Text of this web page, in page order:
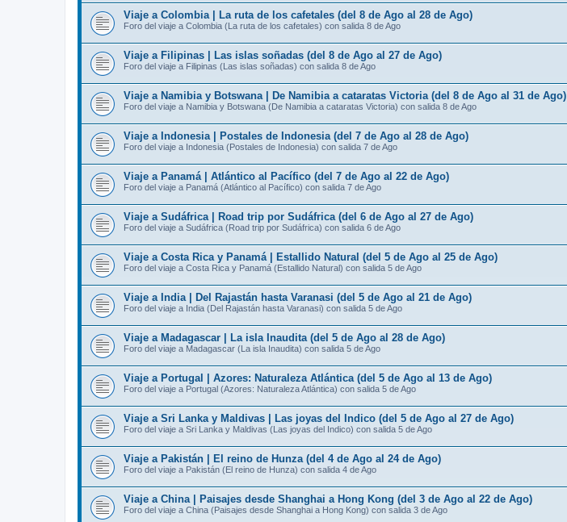
Viaje a Colombia | La ruta de los cafetales (del 8 de Ago al 28 de Ago)
Foro del viaje a Colombia (La ruta de los cafetales) con salida 8 de Ago
Viaje a Filipinas | Las islas soñadas (del 8 de Ago al 27 de Ago)
Foro del viaje a Filipinas (Las islas soñadas) con salida 8 de Ago
Viaje a Namibia y Botswana | De Namibia a cataratas Victoria (del 8 de Ago al 31 de Ago)
Foro del viaje a Namibia y Botswana (De Namibia a cataratas Victoria) con salida 8 de Ago
Viaje a Indonesia | Postales de Indonesia (del 7 de Ago al 28 de Ago)
Foro del viaje a Indonesia (Postales de Indonesia) con salida 7 de Ago
Viaje a Panamá | Atlántico al Pacífico (del 7 de Ago al 22 de Ago)
Foro del viaje a Panamá (Atlántico al Pacífico) con salida 7 de Ago
Viaje a Sudáfrica | Road trip por Sudáfrica (del 6 de Ago al 27 de Ago)
Foro del viaje a Sudáfrica (Road trip por Sudáfrica) con salida 6 de Ago
Viaje a Costa Rica y Panamá | Estallido Natural (del 5 de Ago al 25 de Ago)
Foro del viaje a Costa Rica y Panamá (Estallido Natural) con salida 5 de Ago
Viaje a India | Del Rajastán hasta Varanasi (del 5 de Ago al 21 de Ago)
Foro del viaje a India (Del Rajastán hasta Varanasi) con salida 5 de Ago
Viaje a Madagascar | La isla Inaudita (del 5 de Ago al 28 de Ago)
Foro del viaje a Madagascar (La isla Inaudita) con salida 5 de Ago
Viaje a Portugal | Azores: Naturaleza Atlántica (del 5 de Ago al 13 de Ago)
Foro del viaje a Portugal (Azores: Naturaleza Atlántica) con salida 5 de Ago
Viaje a Sri Lanka y Maldivas | Las joyas del Indico (del 5 de Ago al 27 de Ago)
Foro del viaje a Sri Lanka y Maldivas (Las joyas del Indico) con salida 5 de Ago
Viaje a Pakistán | El reino de Hunza (del 4 de Ago al 24 de Ago)
Foro del viaje a Pakistán (El reino de Hunza) con salida 4 de Ago
Viaje a China | Paisajes desde Shanghai a Hong Kong (del 3 de Ago al 22 de Ago)
Foro del viaje a China (Paisajes desde Shanghai a Hong Kong) con salida 3 de Ago